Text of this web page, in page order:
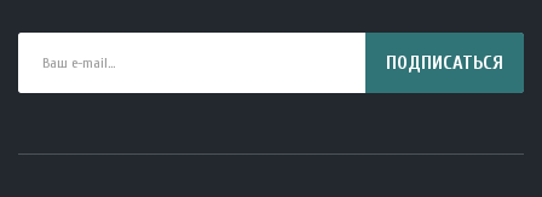
ПОДПИСАТЬСЯ